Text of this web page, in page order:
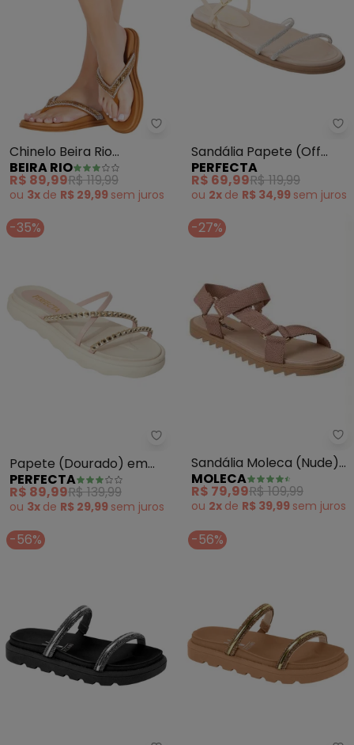
Beira Rio - Chinelo Beira Rio
Chinelo Beira Rio
(Bronze) em Sintético
BEIRA RIO
R$ 89,99R$ 119,99
ou 3x de R$ 29,99 sem juros
Sandália Papete (Off
White) com Detalhe em
Strass
PERFECTA
R$ 69,99R$ 119,99
ou 2x de R$ 34,99 sem juros
-35%
Perfecta - Papete (Dourado)
Papete (Dourado) em
Sisntético
PERFECTA
R$ 89,99R$ 139,99
ou 3x de R$ 29,99 sem juros
-27%
Sandália Moleca (Nude)
com Velcro
MOLECA
R$ 79,99R$ 109,99
ou 2x de R$ 39,99 sem juros
-56% -56%